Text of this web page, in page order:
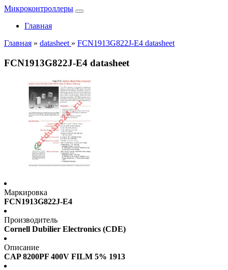
Микроконтроллеры
Главная
Главная » datasheet » FCN1913G822J-E4 datasheet
FCN1913G822J-E4 datasheet
Маркировка
FCN1913G822J-E4
Производитель
Cornell Dubilier Electronics (CDE)
Описание
CAP 8200PF 400V FILM 5% 1913